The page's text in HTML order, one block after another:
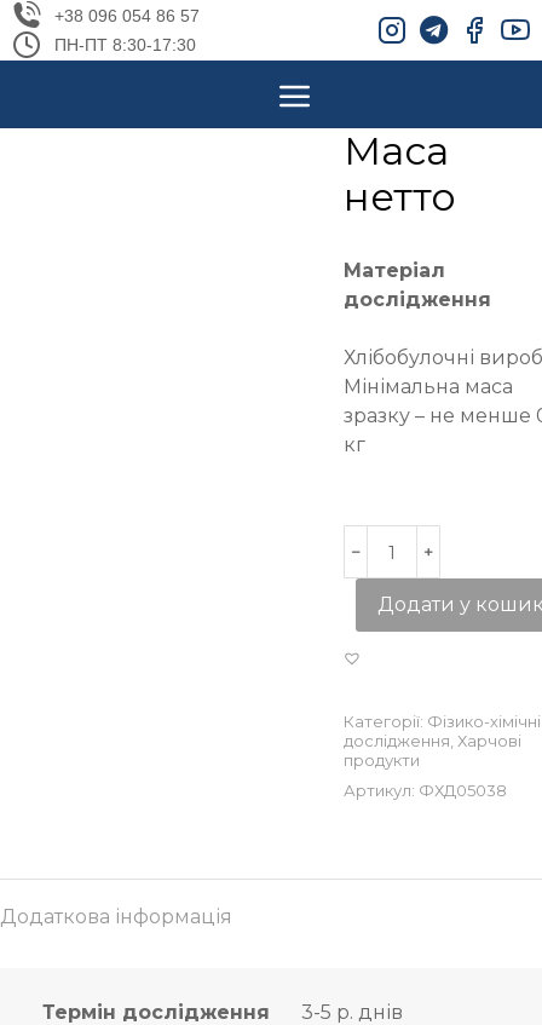
+38 096 054 86 57
ПН-ПТ 8:30-17:30
Маса
нетто
Матеріал
дослідження
Хлібобулочні
Мінімальна маса
зразку – не менше
кг
Додати у
Категорії: Фізико-хімічні
дослідження Харчові
продукти
Артикул: ФХД05038
Додаткова інформація
Термін дослідження
3-5 р. днів